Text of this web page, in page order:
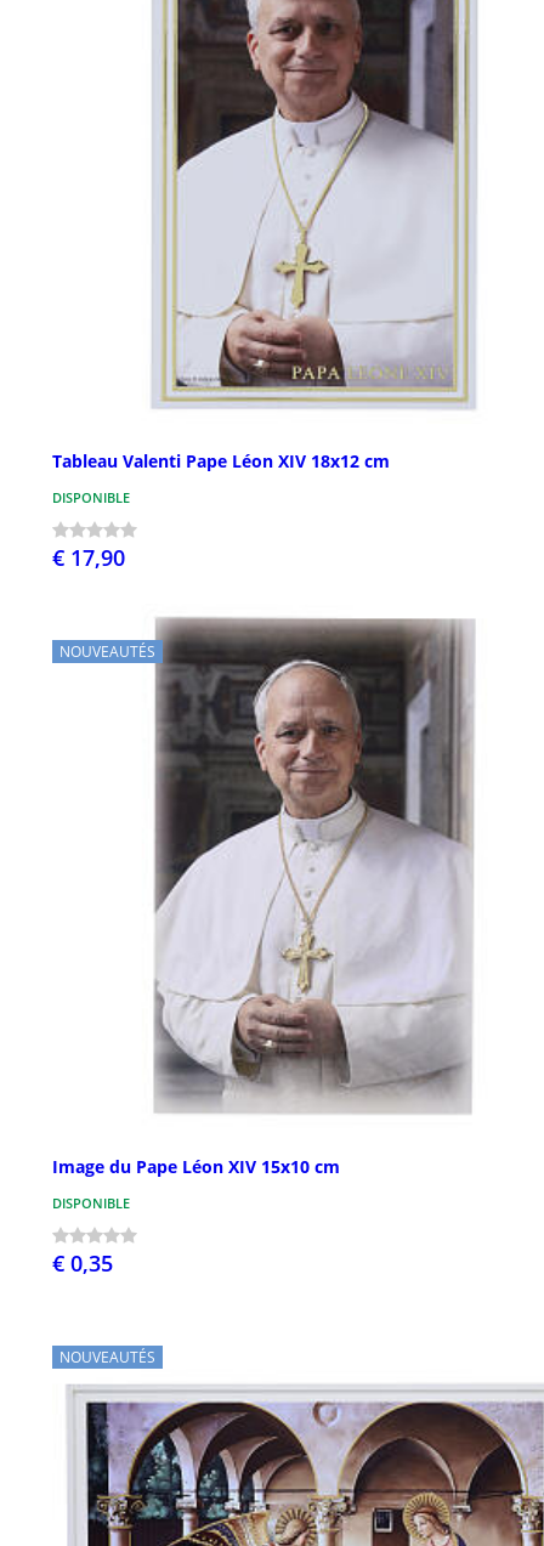
Tableau Valenti Pape Léon XIV 18x12 cm
DISPONIBLE
€ 17,90
NOUVEAUTÉS
Image du Pape Léon XIV 15x10 cm
DISPONIBLE
€ 0,35
NOUVEAUTÉS